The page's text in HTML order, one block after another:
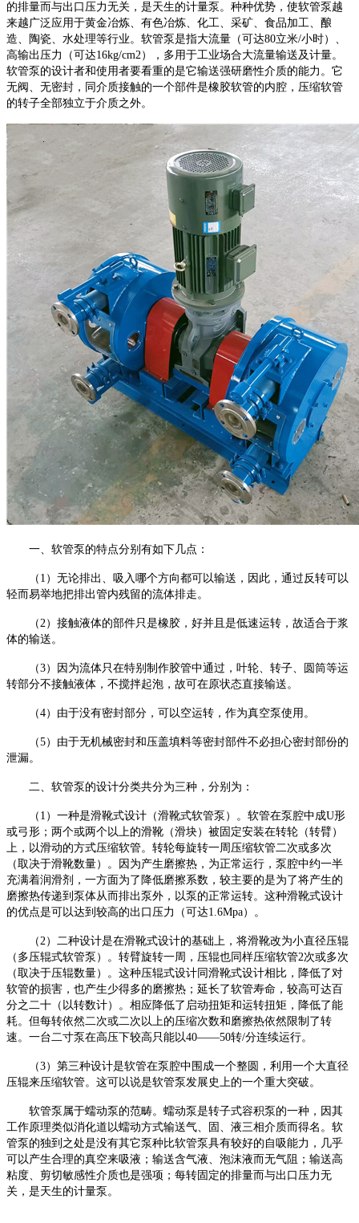
的排量而与出口压力无关，是天生的计量泵。种种优势，使软管泵越
来越广泛应用于黄金冶炼、有色冶炼、化工、采矿、食品加工、酿
造、陶瓷、水处理等行业。软管泵是指大流量（可达80立米/小时）、
高输出压力（可达16kg/cm2），多用于工业场合大流量输送及计量。
软管泵的设计者和使用者要看重的是它输送强研磨性介质的能力。它
无阀、无密封，同介质接触的一个部件是橡胶软管的内腔，压缩软管
的转子全部独立于介质之外。
一、软管泵的特点分别有如下几点：
（ 1）无论排出、吸入哪个方向都可以输送，因此，通过反转可以
轻而易举地把排出管内残留的流体排走。
（2）接触液体的部件只是橡胶，好并且是低速运转，故适合于浆
体的输送。
（3）因为流体只在特别制作胶管中通过，叶轮、转子、圆筒等运
转部分不接触液体，不搅拌起泡，故可在原状态直接输送。
（4）由于没有密封部分，可以空运转，作为真空泵使用。
（5）由于无机械密封和压盖填料等密封部件不必担心密封部份的
泄漏。
二、软管泵的设计分类共分为三种，分别为：
（ 1）一种是滑靴式设计（滑靴式软管泵）。软管在泵腔中成U形
或弓形；两个或两个以上的滑靴（滑块）被固定安装在转轮（转臂）
上，以滑动的方式压缩软管。转轮每旋转一周压缩软管二次或多次
（取决于滑靴数量）。因为产生磨擦热，为正常运行，泵腔中约一半
充满着润滑剂，一方面为了降低磨擦系数，较主要的是为了将产生的
磨擦热传递到泵体从而排出泵外，以泵的正常运转。这种滑靴式设计
的优点是可以达到较高的出口压力（可达1.6Mpa）。
（2）二种设计是在滑靴式设计的基础上，将滑靴改为小直径压辊
（多压辊式软管泵）。转臂旋转一周，压辊也同样压缩软管2次或多次
（取决于压辊数量）。这种压辊式设计同滑靴式设计相比，降低了对
软管的损害，也产生少得多的磨擦热；延长了软管寿命，较高可达百
分之二十（以转数计）。相应降低了启动扭矩和运转扭矩，降低了能
耗。但每转依然二次或二次以上的压缩次数和磨擦热依然限制了转
速。一台二寸泵在高压下较高只能以40——50转/分连续运行。
（3）第三种设计是软管在泵腔中围成一个整圆，利用一个大直径
压辊来压缩软管。这可以说是软管泵发展史上的一个重大突破。
软管泵属于蠕动泵的范畴。蠕动泵是转子式容积泵的一种，因其
工作原理类似消化道以蠕动方式输送气、固、液三相介质而得名。软
管泵的独到之处是没有其它泵种比软管泵具有较好的自吸能力，几乎
可以产生合理的真空来吸液；输送含气液、泡沫液而无气阻；输送高
粘度、剪切敏感性介质也是强项；每转固定的排量而与出口压力无
关，是天生的计量泵。